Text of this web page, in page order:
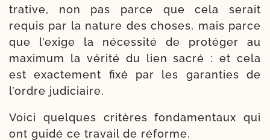
tra­tive, non pas parce que cela serait
requis par la nature des choses, mais parce
que l’exige la néces­si­té de pro­té­ger au
maxi­mum la véri­té du lien sacré : et cela
est exac­te­ment fixé par les garan­ties de
l’ordre judiciaire.
Voici quelques cri­tères fon­da­men­taux qui
ont gui­dé ce tra­vail de réforme.